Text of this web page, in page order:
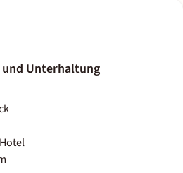
Unterhaltung